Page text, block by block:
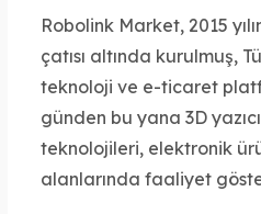
Robolink Market, 2015
çatısı altında kurulmuş,
teknoloji ve e-ticaret
günden bu yana 3D
teknolojileri, elektronik
alanlarında faaliyet